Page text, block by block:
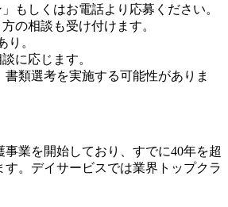
もしくはお電話より応募ください。
の相談も受け付けます。
。
に応じます。
類選考を実施する可能性がありま
事業を開始しており、すでに40年を超
す。デイサービスでは業界トップクラ